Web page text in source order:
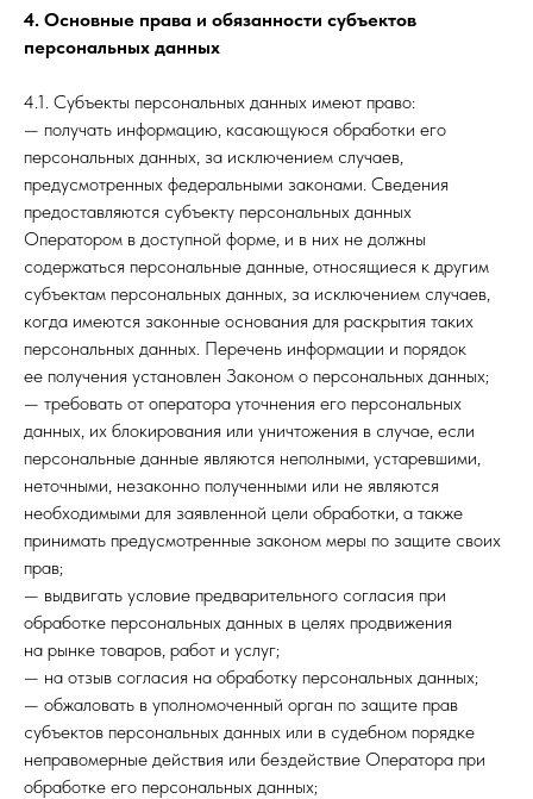
4. Основные права и обязанности субъектов
персональных данных
4.1. Субъекты персональных данных имеют право:
— получать информацию, касающуюся обработки его
персональных данных, за исключением случаев,
предусмотренных федеральными законами. Сведения
предоставляются субъекту персональных данных
Оператором в доступной форме, и в них не должны
содержаться персональные данные, относящиеся к другим
субъектам персональных данных, за исключением случаев,
когда имеются законные основания для раскрытия таких
персональных данных. Перечень информации и порядок
ее получения установлен Законом о персональных данных;
— требовать от оператора уточнения его персональных
данных, их блокирования или уничтожения в случае, если
персональные данные являются неполными, устаревшими,
неточными, незаконно полученными или не являются
необходимыми для заявленной цели обработки, а также
принимать предусмотренные законом меры по защите своих
прав;
— выдвигать условие предварительного согласия при
обработке персональных данных в целях продвижения
на рынке товаров, работ и услуг;
— на отзыв согласия на обработку персональных данных;
— обжаловать в уполномоченный орган по защите прав
субъектов персональных данных или в судебном порядке
неправомерные действия или бездействие Оператора при
обработке его персональных данных;